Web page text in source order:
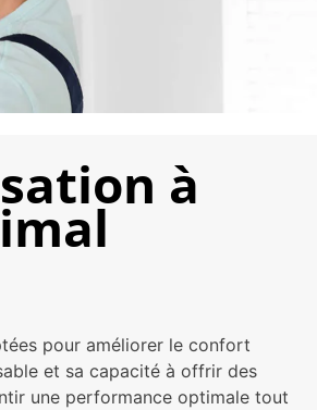
à
pour améliorer le confort
et sa capacité à offrir des
une performance optimale tout